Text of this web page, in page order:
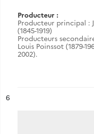
Producteur :
Producteur principal :
(1845-1919)
Producteurs
Louis Poinssot (1879-
2002).
n°
6